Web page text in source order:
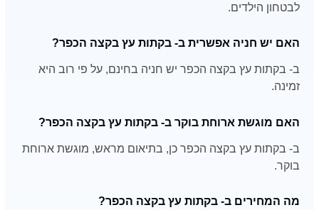
לבטחון הילדים.
האם יש חניה אפשרית ב- בקתות עץ בקצה הכפר?
ב- בקתות עץ בקצה הכפר יש חניה בחינם, על פי רוב היא
זמינה.
האם מוגשת ארוחת בוקר ב- בקתות עץ בקצה הכפר?
ב- בקתות עץ בקצה הכפר כן, בתיאום מראש, מוגשת ארוחת
בוקר.
מה המחירים ב- בקתות עץ בקצה הכפר?